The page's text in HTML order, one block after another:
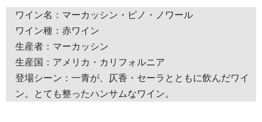
ワイン名：マーカッシン・ピノ・ノワール
ワイン種：赤ワイン
生産者：マーカッシン
生産国：アメリカ・カリフォルニア
登場シーン：一青が、仄香・セーラとともに飲んだワイ
ン。とても整ったハンサムなワイン。